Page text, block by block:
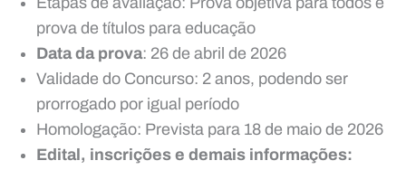
prova de títulos para educação
Data da prova: 26 de abril de 2026
Validade do Concurso: 2 anos, podendo ser
prorrogado por igual período
Homologação: Prevista para 18 de maio de 2026
Edital, inscrições e demais informações: